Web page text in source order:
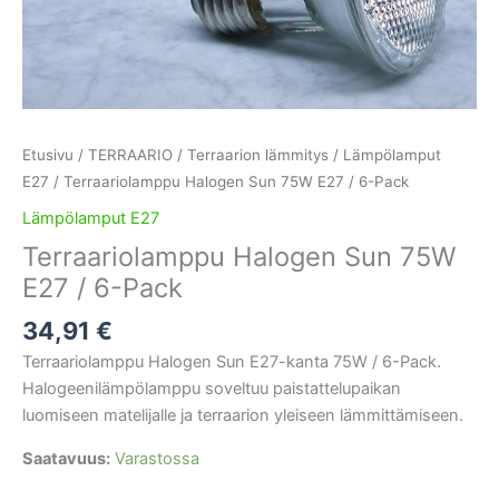
Etusivu / TERRAARIO / Terraarion lämmitys / Lämpölamput
E27 / Terraariolamppu Halogen Sun 75W E27 / 6-Pack
Lämpölamput E27
Terraariolamppu Halogen Sun 75W
E27 / 6-Pack
34,91 €
Terraariolamppu Halogen Sun E27-kanta 75W / 6-Pack.
Halogeenilämpölamppu soveltuu paistattelupaikan
luomiseen matelijalle ja terraarion yleiseen lämmittämiseen.
Saatavuus: Varastossa